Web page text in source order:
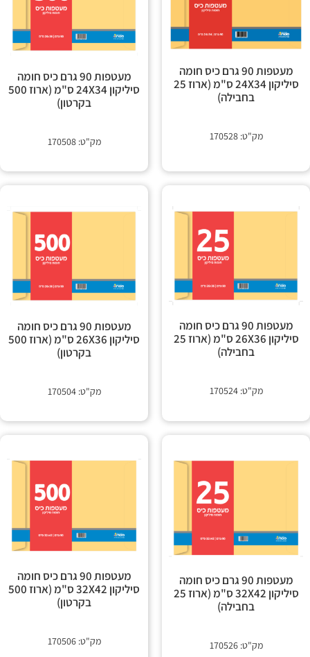
מעטפות 90 גרם כיס חומה
סיליקון 24X34 ס"מ (ארוז 25
בחבילה)
מק"ט: 170528
מעטפות 90 גרם כיס חומה
סיליקון 24X34 ס"מ (ארוז 500
בקרטון)
מק"ט: 170508
מעטפות 90 גרם כיס חומה
סיליקון 26X36 ס"מ (ארוז 25
בחבילה)
מק"ט: 170524
מעטפות 90 גרם כיס חומה
סיליקון 26X36 ס"מ (ארוז 500
בקרטון)
מק"ט: 170504
מעטפות 90 גרם כיס חומה
סיליקון 32X42 ס"מ (ארוז 25
בחבילה)
מק"ט: 170526
מעטפות 90 גרם כיס חומה
סיליקון 32X42 ס"מ (ארוז 500
בקרטון)
מק"ט: 170506